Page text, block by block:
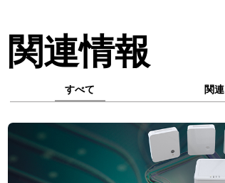
関連情報
すべて 関連